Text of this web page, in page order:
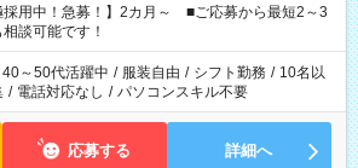
ご希望を教えてくださいね。 ※Wワーク希望
のお仕事で希望する勤務時間と、もう1つのお仕事
合計で週40時間を超える場合は応募できません。
採用中！急募！】2カ月～ ■ご応募から最短2～3
談可能です！
40～50代活躍中 / 服装自由 / シフト勤務 / 10名以
/ 電話対応なし / パソコンスキル不要
応募する 詳細へ